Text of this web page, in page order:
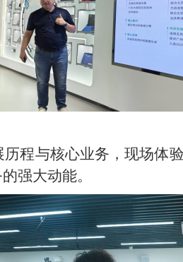
程与核心业务，现场体
强大动能。